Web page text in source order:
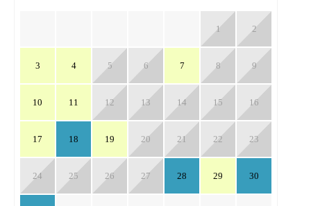
1 2
3 4 5 6 7 8 9
10 11 12 13 14 15 16
17 18 19 20 21 22 23
24 25 26 27 28 29 30